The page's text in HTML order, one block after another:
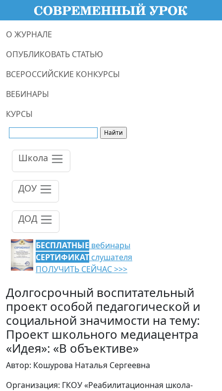
О ЖУРНАЛЕ
ОПУБЛИКОВАТЬ СТАТЬЮ
ВСЕРОССИЙСКИЕ КОНКУРСЫ
ВЕБИНАРЫ
КУРСЫ
Школа
ДОУ
ДОД
БЕСПЛАТНЫЕ вебинары
СЕРТИФИКАТ слушателя
ПОЛУЧИТЬ СЕЙЧАС >>>
Долгосрочный воспитательный
проект особой педагогической и
социальной значимости на тему:
Проект школьного медиацентра
«Идея»: «В объективе»
Автор: Кошурова Наталья Сергеевна
Организация: ГКОУ «Реабилитационная школа-